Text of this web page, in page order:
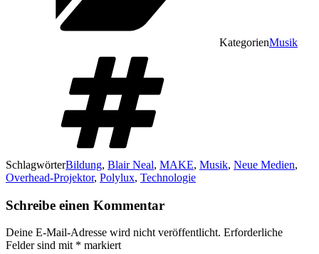
KategorienMusik
SchlagwörterBildung, Blair Neal, MAKE, Musik, Neue Medien,
Overhead-Projektor, Polylux, Technologie
Schreibe einen Kommentar
Deine E-Mail-Adresse wird nicht veröffentlicht. Erforderliche
Felder sind mit * markiert